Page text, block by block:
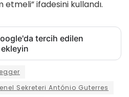
ifadesini kullandı.
tercih edilen
Sekreteri António Guterres